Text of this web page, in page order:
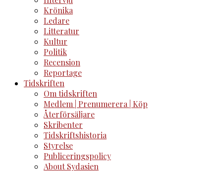
Krönika
Ledare
Litteratur
Kultur
Politik
Recension
Reportage
Tidskriften
Om tidskriften
Medlem | Prenumerera | Köp
Återförsäljare
Skribenter
Tidskriftshistoria
Styrelse
Publiceringspolicy
About Sydasien